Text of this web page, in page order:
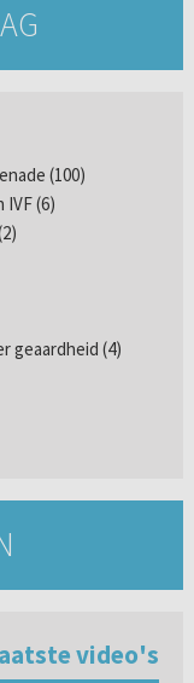
(100)
(6)
geaardheid (4)
video's